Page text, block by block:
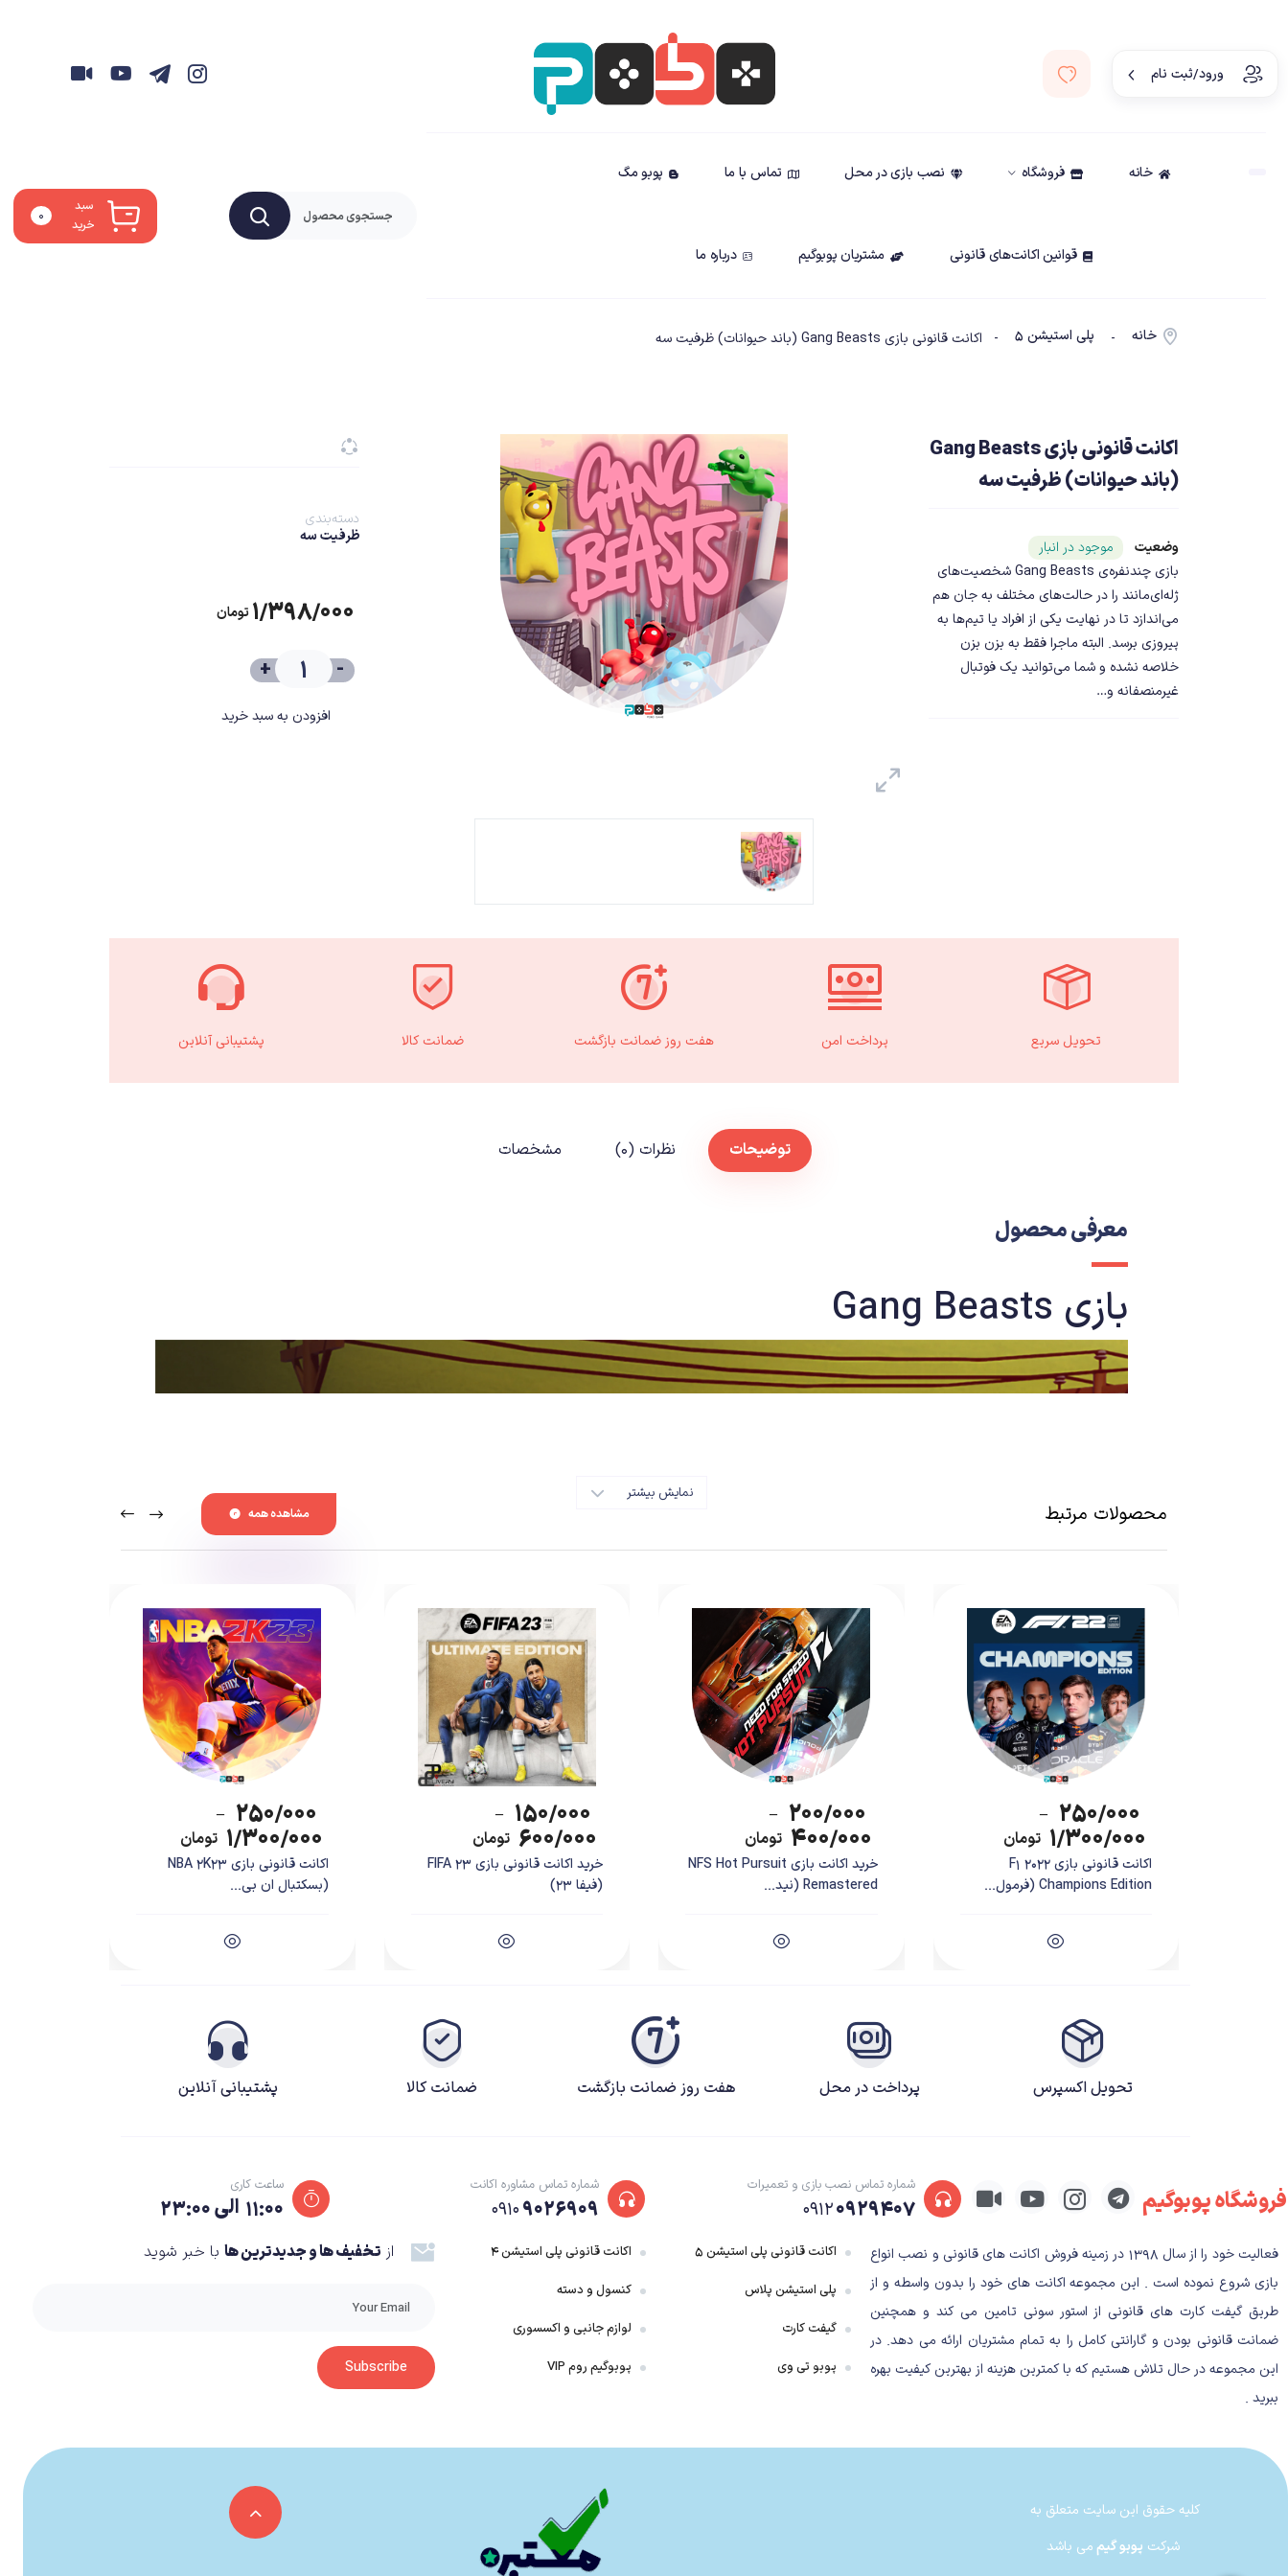
ورود/ثبت نام
خانه فروشگاه نصب بازی در محل تماس با ما پوبو مگ
قوانین اکانت‌های قانونی مشتریان پوبوگیم درباره ما
سبد
خرید
۰
خانه - پلی استیشن ۵ - اکانت قانونی بازی Gang Beasts (باند حیوانات) ظرفیت سه
اکانت قانونی بازی Gang Beasts
(باند حیوانات) ظرفیت سه
وضعیت موجود در انبارشناسه محصول ۱۹۳۶۶
بازی چندنفره‌ی Gang Beasts شخصیت‌های
ژله‌ای‌مانند را در حالت‌های مختلف به جان هم
می‌اندازد تا در نهایت یکی از افراد یا تیم‌ها به
پیروزی برسد. البته ماجرا فقط به بزن بزن
خلاصه نشده و شما می‌توانید یک فوتبال
غیرمنصفانه و…
دسته‌بندی
ظرفیت سه
۱/۳۹۸/۰۰۰ تومان
-
+
افزودن به سبد خرید
تحویل سریع پرداخت امن هفت روز ضمانت بازگشت ضمانت کالا پشتیبانی آنلاین
توضیحات نظرات (۰) مشخصات
معرفی محصول
بازی Gang Beasts
درباره بازی Gang Beasts
نمایش بیشتر
محصولات مرتبط مشاهده همه
۲۵۰/۰۰۰ –
۱/۳۰۰/۰۰۰ تومان
اکانت قانونی بازی F1 2022
Champions Edition (فرمول...
۲۰۰/۰۰۰ –
۴۰۰/۰۰۰ تومان
خرید اکانت بازی NFS Hot Pursuit
Remastered (نید...
۱۵۰/۰۰۰ –
۶۰۰/۰۰۰ تومان
خرید اکانت قانونی بازی FIFA 23
(فیفا 23)
۲۵۰/۰۰۰ –
۱/۳۰۰/۰۰۰ تومان
اکانت قانونی بازی NBA 2K23
(بسکتبال ان بی...
تحویل اکسپرس پرداخت در محل هفت روز ضمانت بازگشت ضمانت کالا پشتیبانی آنلاین
فروشگاه پوبوگیم
شماره تماس نصب بازی و تعمیرات
۰۹۱۲۰۹۲۹۴۰۷
شماره تماس مشاوره اکانت
۰۹۱۰۹۰۲۶۹۰۹
ساعت کاری
۱۱:۰۰ الی ۲۳:۰۰
فعالیت خود را از سال ۱۳۹۸ در زمینه فروش اکانت های قانونی و نصب انواع
بازی شروع نموده است . این مجموعه اکانت های خود را بدون واسطه و از
طریق گیفت کارت های قانونی از استور سونی تامین می کند و همچنین
ضمانت قانونی بودن و گارانتی کامل را به تمام مشتریان ارائه می دهد. در
این مجموعه در حال تلاش هستیم که با کمترین هزینه از بهترین کیفیت بهره
ببرید .
اکانت قانونی پلی استیشن ۵
پلی استیشن پلاس
گیفت کارت
پوبو تی وی
اکانت قانونی پلی استیشن ۴
کنسول و دسته
لوازم جانبی و اکسسوری
پوبوگیم روم VIP
از تخفیف ها و جدیدترین ها با خبر شوید
Subscribe
کلیه حقوق این سایت متعلق به
شرکت پوبو گیممی باشد